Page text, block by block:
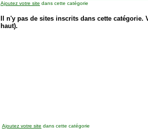
Ajoutez votre site dans cette catégorie
Il n'y pas de sites inscrits dans cette
haut).
Ajoutez votre site dans cette catégorie